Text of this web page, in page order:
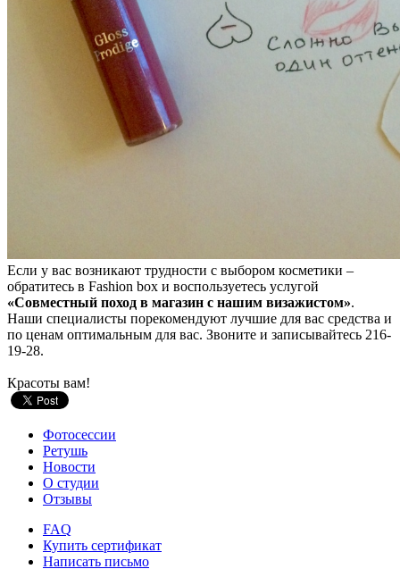
Если у вас возникают трудности с выбором косметики –
обратитесь в Fashion box и воспользуетесь услугой
«Совместный поход в магазин с нашим визажистом».
Наши специалисты порекомендуют лучшие для вас средства и
по ценам оптимальным для вас. Звоните и записывайтесь 216-
19-28.
Красоты вам!
Фотосессии
Ретушь
Новости
О студии
Отзывы
FAQ
Купить сертификат
Написать письмо